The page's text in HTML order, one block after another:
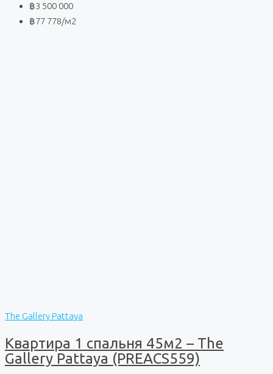
฿3 500 000
฿77 778/м2
The Gallery Pattaya
Квартира 1 спальня 45м2 – The
Gallery Pattaya (PREACS559)